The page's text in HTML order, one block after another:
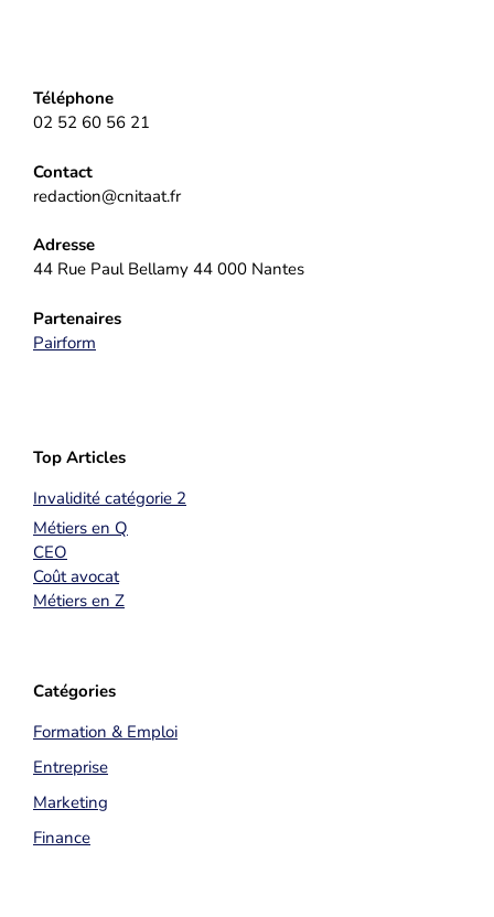
Téléphone
02 52 60 56 21
Contact
redaction@cnitaat.fr
Adresse
44 Rue Paul Bellamy 44 000 Nantes
Partenaires
Pairform
Top Articles
Invalidité catégorie 2
Métiers en Q
CEO
Coût avocat
Métiers en Z
Catégories
Formation & Emploi
Entreprise
Marketing
Finance